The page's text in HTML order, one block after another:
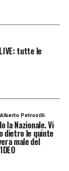
tutte le
Alberto Petrosilli
la Nazionale. Vi
dietro le quinte
male del